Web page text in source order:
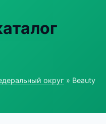
округ » Beauty